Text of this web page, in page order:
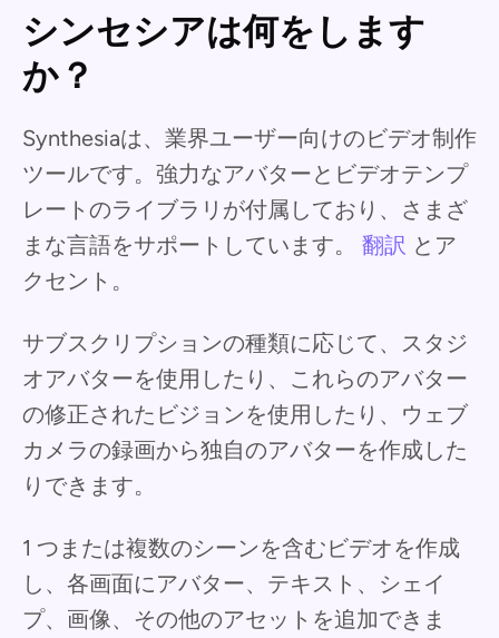
シンセシアは何をします
か？
Synthesiaは、業界ユーザー向けのビデオ制作
ツールです。強力なアバターとビデオテンプ
レートのライブラリが付属しており、さまざ
まな言語をサポートしています。 翻訳 とア
クセント。
サブスクリプションの種類に応じて、スタジ
オアバターを使用したり、これらのアバター
の修正されたビジョンを使用したり、ウェブ
カメラの録画から独自のアバターを作成した
りできます。
1 つまたは複数のシーンを含むビデオを作成
し、各画面にアバター、テキスト、シェイ
プ、画像、その他のアセットを追加できま